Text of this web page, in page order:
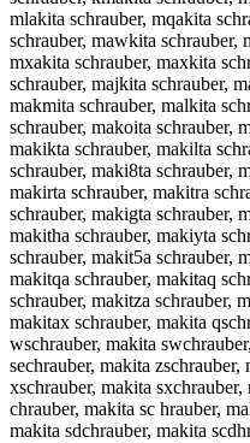
mlakita schrauber, mqakita
schrauber, mawkita schrauber,
mxakita schrauber, maxkita
schrauber, majkita schrauber,
makmita schrauber, malkita
schrauber, makoita schrauber,
makikta schrauber, makilta
schrauber, maki8ta schrauber,
makirta schrauber, makitra
schrauber, makigta schrauber,
makitha schrauber, makiyta
schrauber, makit5a schrauber,
makitqa schrauber, makitaq
schrauber, makitza schrauber,
makitax schrauber, makita
wschrauber, makita
sechrauber, makita zschrauber,
xschrauber, makita
chrauber, makita sc hrauber,
makita sdchrauber, makita